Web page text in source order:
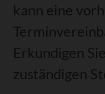
kann eine
Erkundigen
zuständigen